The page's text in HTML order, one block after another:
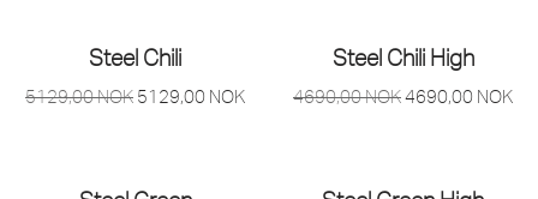
Steel Chili
5129,00NOK 5129,00 NOK
Steel Chili High
4690,00NOK4690,00 NOK